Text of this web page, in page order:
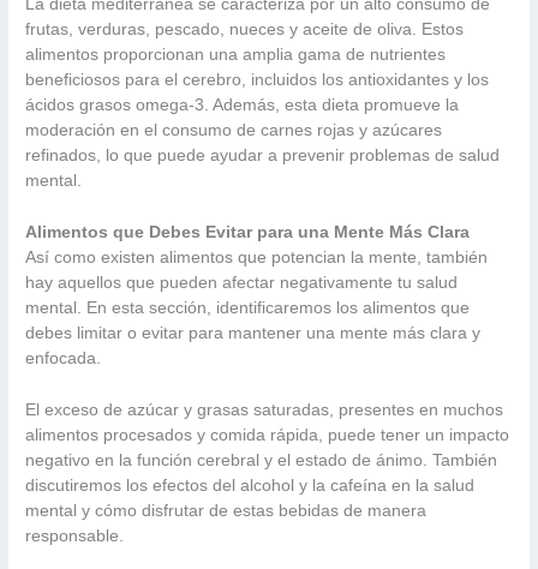
La dieta mediterránea se caracteriza por un alto consumo de
frutas, verduras, pescado, nueces y aceite de oliva. Estos
alimentos proporcionan una amplia gama de nutrientes
beneficiosos para el cerebro, incluidos los antioxidantes y los
ácidos grasos omega-3. Además, esta dieta promueve la
moderación en el consumo de carnes rojas y azúcares
refinados, lo que puede ayudar a prevenir problemas de salud
mental.
Alimentos que Debes Evitar para una Mente Más Clara
Así como existen alimentos que potencian la mente, también
hay aquellos que pueden afectar negativamente tu salud
mental. En esta sección, identificaremos los alimentos que
debes limitar o evitar para mantener una mente más clara y
enfocada.
El exceso de azúcar y grasas saturadas, presentes en muchos
alimentos procesados y comida rápida, puede tener un impacto
negativo en la función cerebral y el estado de ánimo. También
discutiremos los efectos del alcohol y la cafeína en la salud
mental y cómo disfrutar de estas bebidas de manera
responsable.